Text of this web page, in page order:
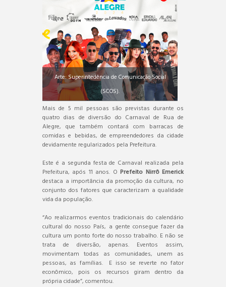
Arte: Superintedência de Comunicação Social
(SCOS).
Mais de 5 mil pessoas são previstas durante os
quatro dias de diversão do Carnaval de Rua de
Alegre, que também contará com barracas de
comidas e bebidas, de empreendedores da cidade
devidamente regularizados pela Prefeitura.
Este é a segunda festa de Carnaval realizada pela
Prefeitura, após 11 anos. OPrefeito Nirrô Emerick
destaca a importância da promoção da cultura, no
conjunto dos fatores que caracterizam a qualidade
vida da população.
“Ao realizarmos eventos tradicionais do calendário
cultural do nosso País, a gente consegue fazer da
cultura um ponto forte do nosso trabalho. E não se
trata de diversão, apenas. Eventos assim,
movimentam todas as comunidades, unem as
pessoas, as famílias. E isso se reverte no fator
econômico, pois os recursos giram dentro da
própria cidade”, comentou.